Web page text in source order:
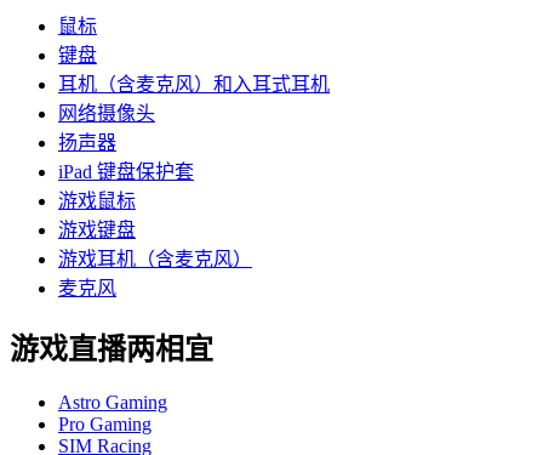
鼠标
键盘
耳机（含麦克风）和入耳式耳机
网络摄像头
扬声器
iPad 键盘保护套
游戏鼠标
游戏键盘
游戏耳机（含麦克风）
麦克风
游戏直播两相宜
Astro Gaming
Pro Gaming
SIM Racing